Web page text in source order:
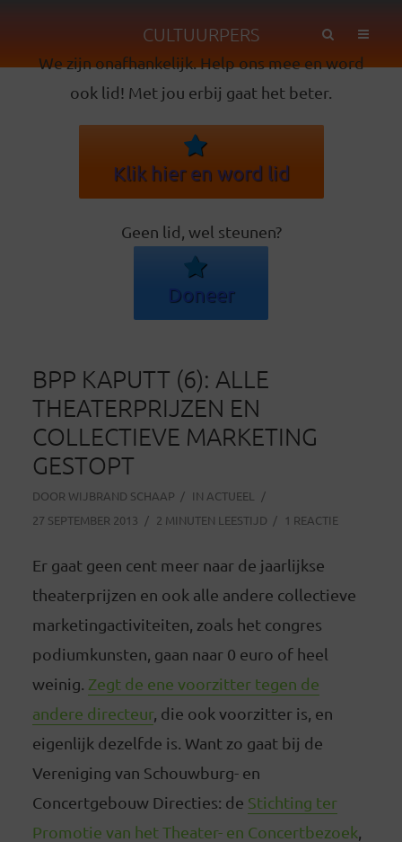
CULTUURPERS
We zijn onafhankelijk. Help ons mee en word
ook lid! Met jou erbij gaat het beter.
Klik hier en word lid
Geen lid, wel steunen?
Doneer
BPP KAPUTT (6): ALLE
THEATERPRIJZEN EN
COLLECTIEVE MARKETING
GESTOPT
DOOR WIJBRAND SCHAAP IN ACTUEEL
27 SEPTEMBER 2013
2 MINUTEN LEESTIJD 1 REACTIE
Er gaat geen cent meer naar de jaarlijkse
theaterprijzen en ook alle andere collectieve
marketingactiviteiten, zoals het congres
podiumkunsten, gaan naar 0 euro of heel
weinig. Zegt de ene voorzitter tegen de
andere directeur, die ook voorzitter is, en
eigenlijk dezelfde is. Want zo gaat bij de
Vereniging van Schouwburg- en
Concertgebouw Directies: de Stichting ter
Promotie van het Theater- en Concertbezoek